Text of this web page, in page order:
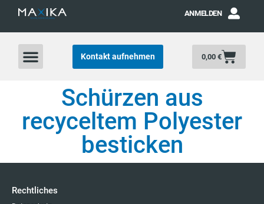
ANMELDEN
Kontakt aufnehmen 0,00 €
Schürzen aus
recyceltem Polyester
besticken
Rechtliches